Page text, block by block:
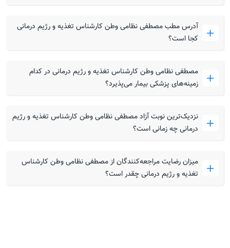
آدرس مطب مصطفی نظامی وطن کارشناس تغذیه و رژیم درمانی
کجا است؟
مصطفی نظامی وطن کارشناس تغذیه و رژیم درمانی در کدام
زمینه‌های پزشکی بیمار می‌پذیرد؟
نزدیک‌ترین نوبت آزاد مصطفی نظامی وطن کارشناس تغذیه و رژیم
درمانی چه زمانی است؟
میزان رضایت مراجعه‌کنندگان از مصطفی نظامی وطن کارشناس
تغذیه و رژیم درمانی چقدر است؟